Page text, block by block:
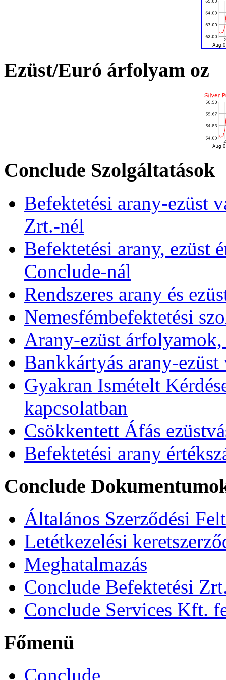
Ezüst/Euró árfolyam oz
Conclude Szolgáltatások
Befektetési arany-ezüst
Zrt.-nél
Befektetési arany, ezüst
Conclude-nál
Rendszeres arany és
Nemesfémbefektetési
Arany-ezüst
Bankkártyás arany-
Gyakran Ismételt
kapcsolatban
Csökkentett Áfás
Befektetési arany
Conclude
Általános Szerződési
Letétkezelési
Meghatalmazás
Conclude Befektetési
Conclude Services Kft.
Főmenü
Conclude